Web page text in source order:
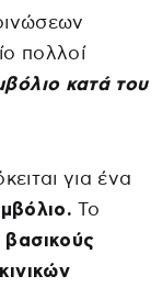
πολλοί
κατά του
για ένα
Το
βασικούς